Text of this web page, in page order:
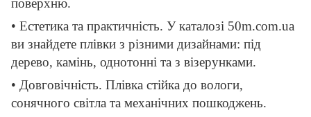
поверхню.
• Естетика та практичність. У каталозі 50m.com.ua
ви знайдете плівки з різними дизайнами: під
дерево, камінь, однотонні та з візерунками.
• Довговічність. Плівка стійка до вологи,
сонячного світла та механічних пошкоджень.